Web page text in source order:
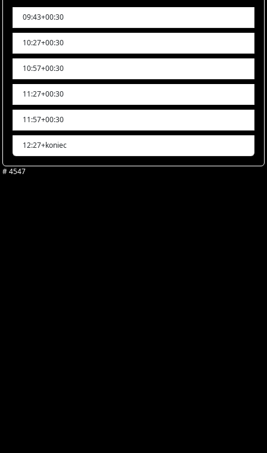
09:43+00:30
10:27+00:30
10:57+00:30
11:27+00:30
11:57+00:30
12:27+koniec
# 4547